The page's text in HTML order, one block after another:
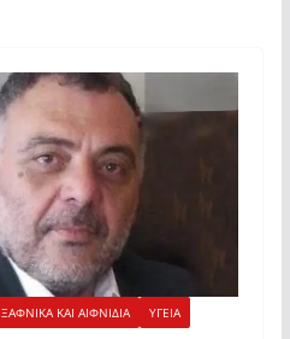
ΞΑΦΝΙΚΑ ΚΑΙ ΑΙΦΝΙΔΙΑ ΥΓΕΙΑ